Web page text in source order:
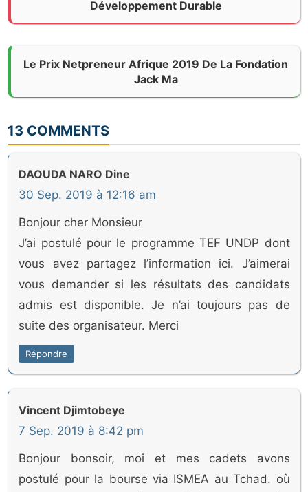
Développement Durable
Le Prix Netpreneur Afrique 2019 De La Fondation
Jack Ma
13 COMMENTS
DAOUDA NARO Dine
30 Sep. 2019 à 12:16 am
Bonjour cher Monsieur
J’ai postulé pour le programme TEF UNDP dont
vous avez partagez l’information ici. J’aimerai
vous demander si les résultats des candidats
admis est disponible. Je n’ai toujours pas de
suite des organisateur. Merci
Répondre
Vincent Djimtobeye
7 Sep. 2019 à 8:42 pm
Bonjour bonsoir, moi et mes cadets avons
postulé pour la bourse via ISMEA au Tchad. où